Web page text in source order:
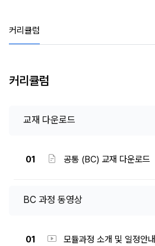
커리큘럼
커리큘럼
교재 다운로드
01 공통 (BC) 교재 다운로드
BC 과정 동영상
01 모듈과정 소개 및 일정안내